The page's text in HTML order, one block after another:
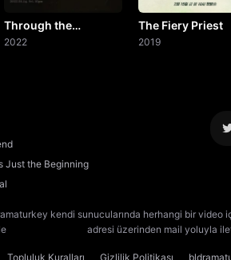
Through the
Darkness
2022
The Fiery Priest
2019
Just the Beginning
kendi sunucularında herhangi bir video
adresi üzerinden mail yoluyla
Topluluk Kuralları Gizlilik Politikası